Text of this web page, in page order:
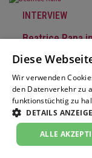
INTERVIEW
Beatrice Rana
03. Oktober 2022
hineingeboren,
WEITER
Diese
Wir verwenden
den Datenverkehr zu
funktionstüchtig zu
DETAILS
ALLE